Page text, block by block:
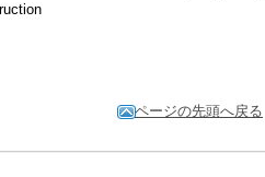
ページの先頭へ戻る